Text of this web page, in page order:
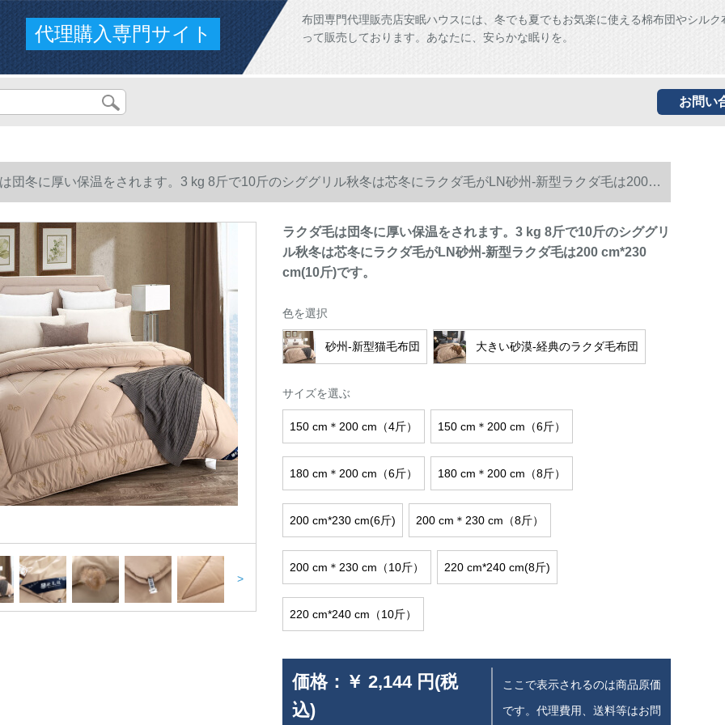
代理購入専門サイト
布団専門代理販売店安眠ハウスには、冬でも夏でもお気楽に使える棉布団やシルク
って販売しております。あなたに、安らかな眠りを。
お問い
団冬に厚い保温をされます。3 kg 8斤で10斤のシググリル秋冬は芯冬にラクダ毛がLN砂州-新型ラクダ毛は200
斤)です。
>
ラクダ毛は団冬に厚い保温をされます。3 kg 8斤で10斤のシググリ
ル秋冬は芯冬にラクダ毛がLN砂州-新型ラクダ毛は200 cm*230
cm(10斤)です。
色を選択
砂州-新型猫毛布団 大きい砂漠-経典のラクダ毛布団
サイズを選ぶ
150 cm＊200 cm（4斤） 150 cm＊200 cm（6斤）
180 cm＊200 cm（6斤） 180 cm＊200 cm（8斤）
200 cm*230 cm(6斤) 200 cm＊230 cm（8斤）
200 cm＊230 cm（10斤） 220 cm*240 cm(8斤)
220 cm*240 cm（10斤）
価格： ￥ 2,144 円(税
込)
ここで表示されるのは商品原価
です。代理費用、送料等はお問